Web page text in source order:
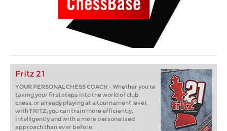
Fritz 21
YOUR PERSONAL CHESS COACH - Whether you’re
taking your first steps into the world of club
chess, or already playing at a tournament level:
with FRITZ, you can train more efficiently,
intelligently and with a more personalised
approach than ever before.